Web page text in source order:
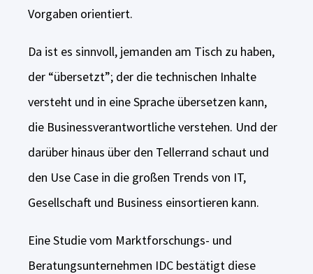
Vorgaben orientiert.
Da ist es sinnvoll, jemanden am Tisch zu haben,
der “übersetzt”; der die technischen Inhalte
versteht und in eine Sprache übersetzen kann,
die Businessverantwortliche verstehen. Und der
darüber hinaus über den Tellerrand schaut und
den Use Case in die großen Trends von IT,
Gesellschaft und Business einsortieren kann.
Eine Studie vom Marktforschungs- und
Beratungsunternehmen IDC bestätigt diese